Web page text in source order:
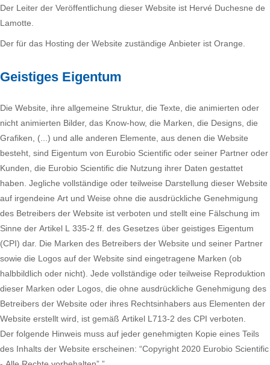
Der Leiter der Veröffentlichung dieser Website ist Hervé Duchesne de
Lamotte.
Der für das Hosting der Website zuständige Anbieter ist Orange.
Geistiges Eigentum
Die Website, ihre allgemeine Struktur, die Texte, die animierten oder
nicht animierten Bilder, das Know-how, die Marken, die Designs, die
Grafiken, (...) und alle anderen Elemente, aus denen die Website
besteht, sind Eigentum von Eurobio Scientific oder seiner Partner oder
Kunden, die Eurobio Scientific die Nutzung ihrer Daten gestattet
haben. Jegliche vollständige oder teilweise Darstellung dieser Website
auf irgendeine Art und Weise ohne die ausdrückliche Genehmigung
des Betreibers der Website ist verboten und stellt eine Fälschung im
Sinne der Artikel L 335-2 ff. des Gesetzes über geistiges Eigentum
(CPI) dar. Die Marken des Betreibers der Website und seiner Partner
sowie die Logos auf der Website sind eingetragene Marken (ob
halbbildlich oder nicht). Jede vollständige oder teilweise Reproduktion
dieser Marken oder Logos, die ohne ausdrückliche Genehmigung des
Betreibers der Website oder ihres Rechtsinhabers aus Elementen der
Website erstellt wird, ist gemäß Artikel L713-2 des CPI verboten.
Der folgende Hinweis muss auf jeder genehmigten Kopie eines Teils
des Inhalts der Website erscheinen: “Copyright 2020 Eurobio Scientific